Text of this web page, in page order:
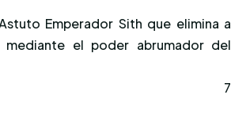
Emperador Sith que elimina a
mediante el poder abrumador del
7